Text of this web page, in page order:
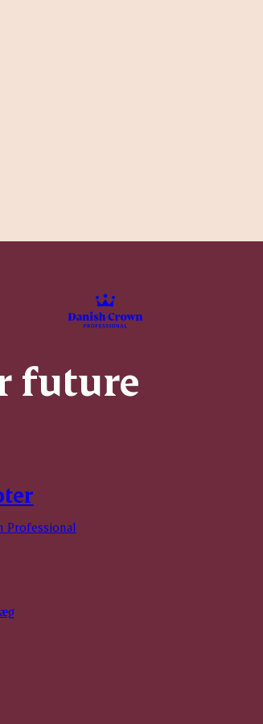
future
Professional